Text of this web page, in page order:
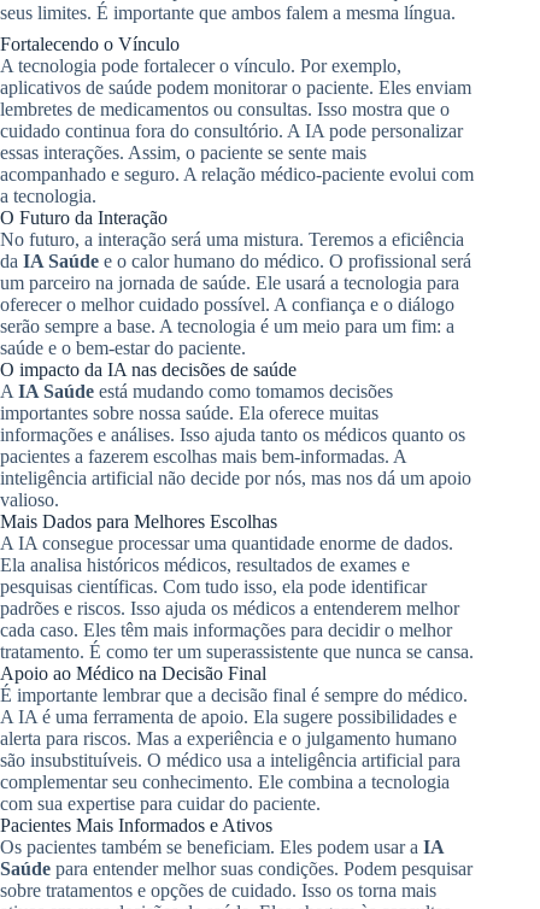
seus limites. É importante que ambos falem a mesma língua.
Fortalecendo o Vínculo
A tecnologia pode fortalecer o vínculo. Por exemplo,
aplicativos de saúde podem monitorar o paciente. Eles enviam
lembretes de medicamentos ou consultas. Isso mostra que o
cuidado continua fora do consultório. A IA pode personalizar
essas interações. Assim, o paciente se sente mais
acompanhado e seguro. A relação médico-paciente evolui com
a tecnologia.
O Futuro da Interação
No futuro, a interação será uma mistura. Teremos a eficiência
da IA Saúde e o calor humano do médico. O profissional será
um parceiro na jornada de saúde. Ele usará a tecnologia para
oferecer o melhor cuidado possível. A confiança e o diálogo
serão sempre a base. A tecnologia é um meio para um fim: a
saúde e o bem-estar do paciente.
O impacto da IA nas decisões de saúde
A IA Saúde está mudando como tomamos decisões
importantes sobre nossa saúde. Ela oferece muitas
informações e análises. Isso ajuda tanto os médicos quanto os
pacientes a fazerem escolhas mais bem-informadas. A
inteligência artificial não decide por nós, mas nos dá um apoio
valioso.
Mais Dados para Melhores Escolhas
A IA consegue processar uma quantidade enorme de dados.
Ela analisa históricos médicos, resultados de exames e
pesquisas científicas. Com tudo isso, ela pode identificar
padrões e riscos. Isso ajuda os médicos a entenderem melhor
cada caso. Eles têm mais informações para decidir o melhor
tratamento. É como ter um superassistente que nunca se cansa.
Apoio ao Médico na Decisão Final
É importante lembrar que a decisão final é sempre do médico.
A IA é uma ferramenta de apoio. Ela sugere possibilidades e
alerta para riscos. Mas a experiência e o julgamento humano
são insubstituíveis. O médico usa a inteligência artificial para
complementar seu conhecimento. Ele combina a tecnologia
com sua expertise para cuidar do paciente.
Pacientes Mais Informados e Ativos
Os pacientes também se beneficiam. Eles podem usar a IA
Saúde para entender melhor suas condições. Podem pesquisar
sobre tratamentos e opções de cuidado. Isso os torna mais